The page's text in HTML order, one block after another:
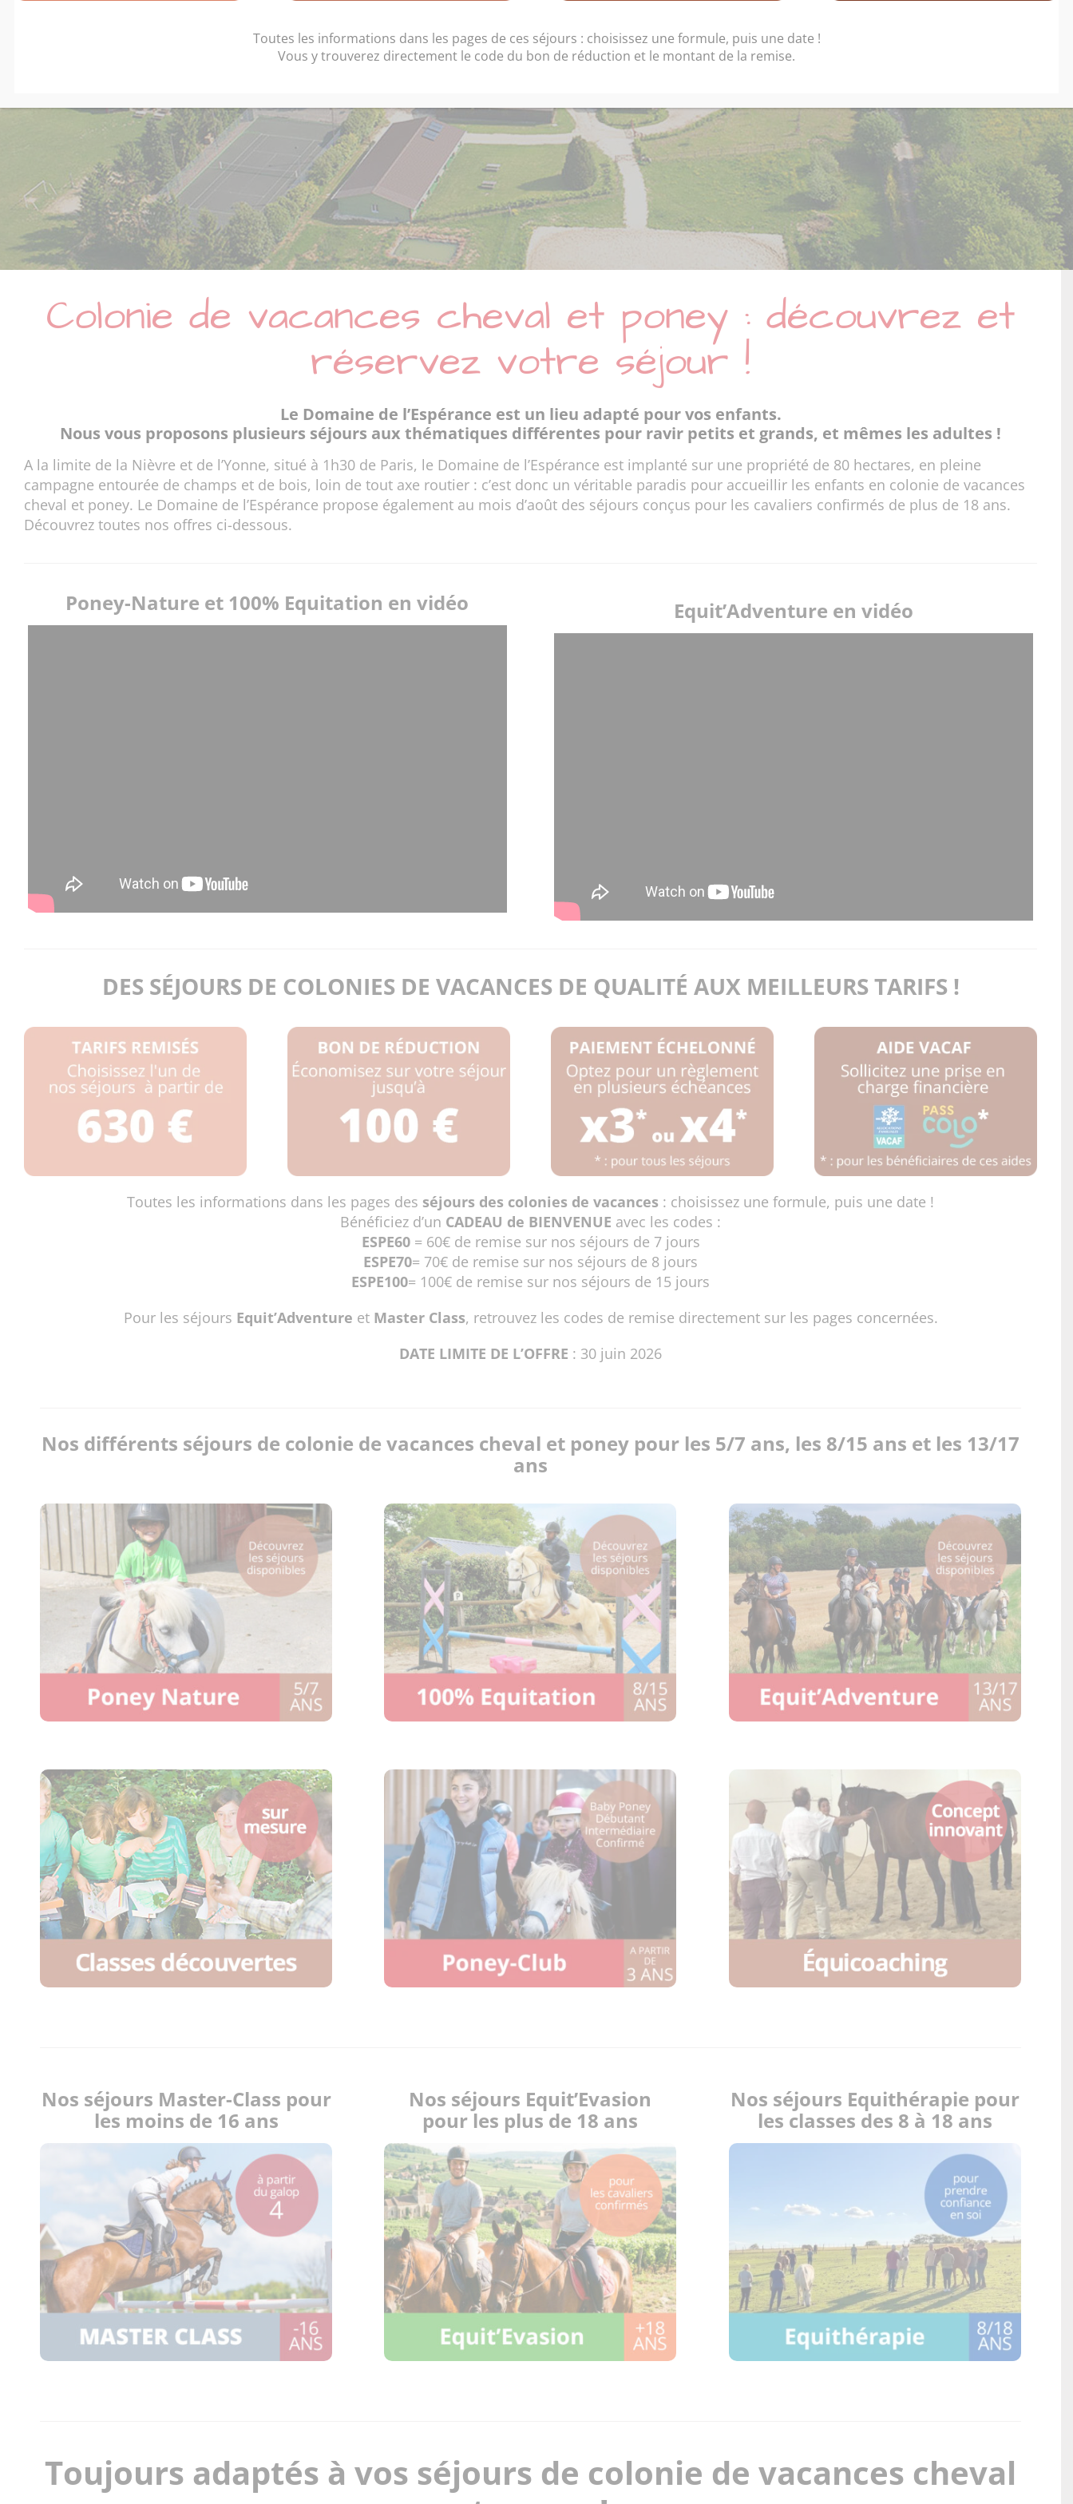
au cœur de la Bourgogne
Colonie de vacances cheval et poney : découvrez et
réservez votre séjour !
Le Domaine de l’Espérance est un lieu adapté pour vos enfants.
Nous vous proposons plusieurs séjours aux thématiques différentes pour ravir petits et grands, et mêmes les adultes !
A la limite de la Nièvre et de l’Yonne, situé à 1h30 de Paris, le Domaine de l’Espérance est implanté sur une propriété de 80 hectares, en pleine
campagne entourée de champs et de bois, loin de tout axe routier : c’est donc un véritable paradis pour accueillir les enfants en colonie de vacances
cheval et poney. Le Domaine de l’Espérance propose également au mois d’août des séjours conçus pour les cavaliers confirmés de plus de 18 ans.
Découvrez toutes nos offres ci-dessous.
Poney-Nature et 100% Equitation en vidéo Equit’Adventure en vidéo
DES SÉJOURS DE COLONIES DE VACANCES DE QUALITÉ AUX MEILLEURS TARIFS !
Toutes les informations dans les pages des séjours des colonies de vacances : choisissez une formule, puis une date !
Bénéficiez d’un CADEAU de BIENVENUE avec les codes :
ESPE60= 60€ de remise sur nos séjours de 7 jours
ESPE70= 70€ de remise sur nos séjours de 8 jours
ESPE100= 100€ de remise sur nos séjours de 15 jours
Pour les séjours Equit’Adventure et Master Class, retrouvez les codes de remise directement sur les pages concernées.
DATE LIMITE DE L’OFFRE : 30 juin 2026
Nos différents séjours de colonie de vacances cheval et poney pour les 5/7 ans, les 8/15 ans et les 13/17
ans
Nos séjours Master-Class pour
les moins de 16 ans
Nos séjours Equit’Evasion
pour les plus de 18 ans
Nos séjours Equithérapie pour
les classes des 8 à 18 ans
Toujours adaptés à vos séjours de colonie de vacances cheval
Toutes les informations dans les pages de ces séjours : choisissez une formule, puis une date !
Vous y trouverez directement le code du bon de réduction et le montant de la remise.